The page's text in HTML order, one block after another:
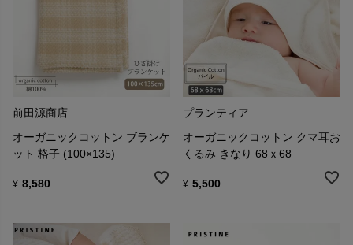
前田源商店
オーガニックコットン ブランケ
ット 格子 (100×135)
¥ 8,580
プランティア
オーガニックコットン クマ耳お
くるみ きなり 68ｘ68
¥ 5,500